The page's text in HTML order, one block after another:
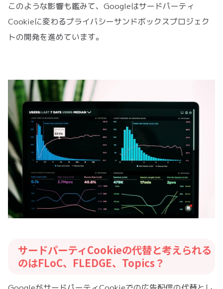
このような影響も鑑みて、Googleはサードパーティ
Cookieに変わるプライバシーサンドボックスプロジェク
トの開発を進めています。
サードパーティCookieの代替と考えられる
のはFLoC、FLEDGE、Topics？